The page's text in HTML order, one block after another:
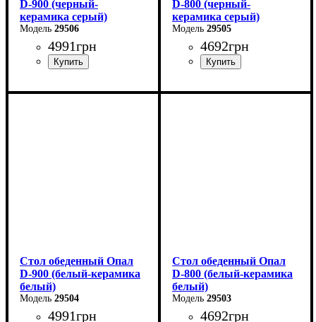
D-900 (черный-
керамика серый)
29506
4991грн
Длина - 90 см
D-800 (черный-
керамика серый)
29505
4692грн
Длина - 80 см
Стол обеденный Опал
D-900 (белый-керамика
белый)
29504
4991грн
Стол обеденный Опал
D-800 (белый-керамика
белый)
29503
4692грн